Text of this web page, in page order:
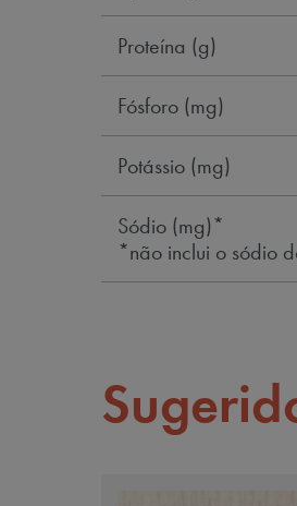
Proteína (g)
Fósforo (mg)
Potássio (mg)
Sódio (mg)*
*não inclui o sódio